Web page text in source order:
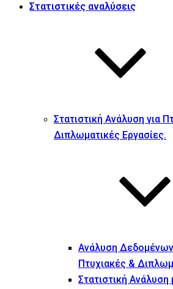
Στατιστικές αναλύσεις
Στατιστική Ανάλυση για
Διπλωματικές Εργασίες.
Ανάλυση Δεδομένων
Πτυχιακές &
Στατιστική Ανάλυση